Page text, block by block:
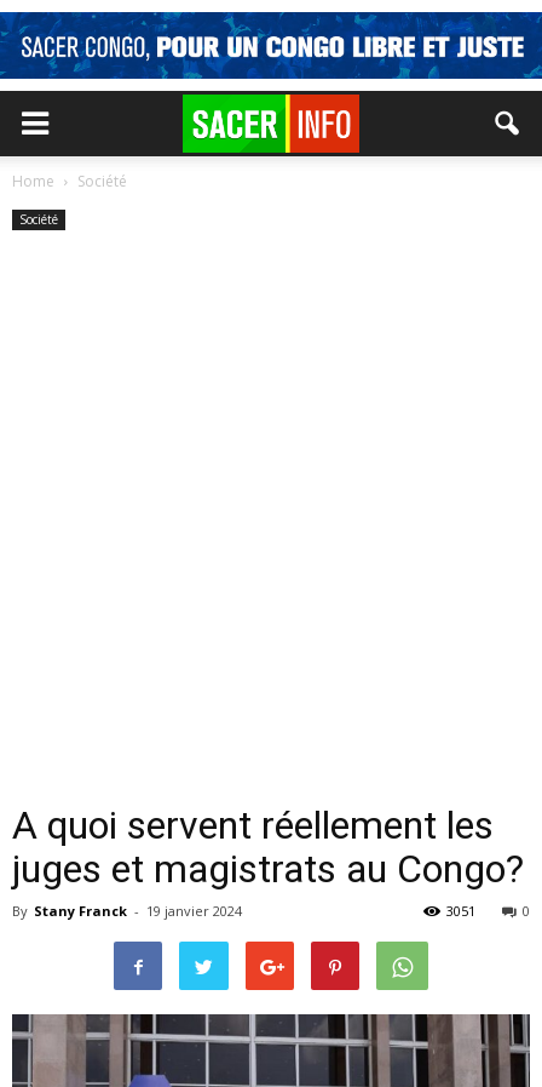
Home Société
Société
A quoi servent réellement les
juges et magistrats au Congo?
By Stany Franck - 19 janvier 2024 0
3051